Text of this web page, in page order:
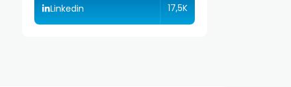
Linkedin 17,5K